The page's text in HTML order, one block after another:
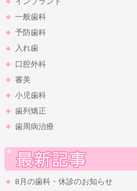
一般歯科
予防歯科
入れ歯
口腔外科
審美
小児歯科
歯列矯正
歯周病治療
8月の歯科・休診のお知らせ